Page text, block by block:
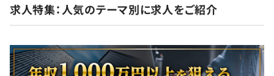
求人特集：人気のテーマ別に求人をご紹介